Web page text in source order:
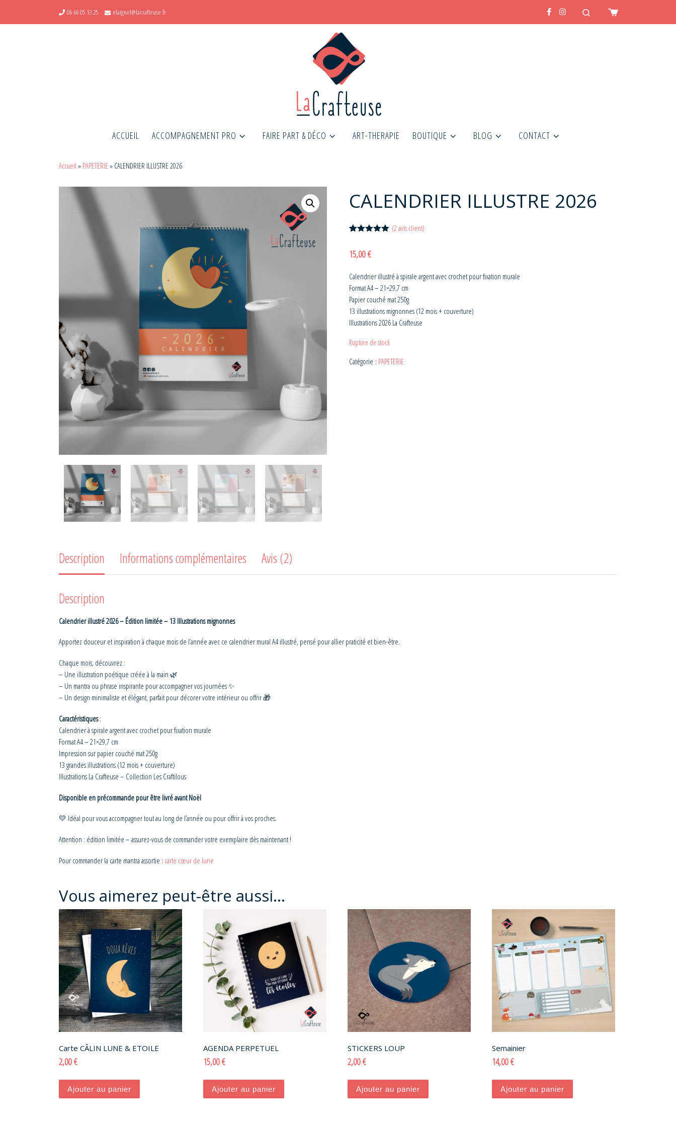
06 66 05 13 25 elaignel@lacrafteuse.fr Search
ACCUEIL ACCOMPAGNEMENT PRO FAIRE PART & DÉCO ART-THERAPIE BOUTIQUE BLOG CONTACT
Accueil » PAPETERIE » CALENDRIER ILLUSTRE 2026
CALENDRIER ILLUSTRE 2026
basé sur
(2 avis client)
15,00€
Calendrier illustré à spirale argent avec crochet pour fixation murale
Format A4 – 21×29,7 cm
Papier couché mat 250g
13 illustrations mignonnes (12 mois + couverture)
Illustrations 2026 La Crafteuse
Rupture de stock
Catégorie : PAPETERIE
Description Informations complémentaires Avis (2)
Description
Calendrier illustré 2026 – Édition limitée – 13 Illustrations mignonnes
Apportez douceur et inspiration à chaque mois de l’année avec ce calendrier mural A4 illustré, pensé pour allier praticité et bien-être.
Chaque mois, découvrez :
– Une illustration poétique créée à la main 🌿
– Un mantra ou phrase inspirante pour accompagner vos journées ✨
– Un design minimaliste et élégant, parfait pour décorer votre intérieur ou offrir 🎁
Caractéristiques:
Calendrier à spirale argent avec crochet pour fixation murale
Format A4 – 21×29,7 cm
Impression sur papier couché mat 250g
13 grandes illustrations (12 mois + couverture)
Illustrations La Crafteuse – Collection Les Craftilous
Disponible en précommande pour être livré avant Noël
💛 Idéal pour vous accompagner tout au long de l’année ou pour offrir à vos proches.
Attention : édition limitée – assurez-vous de commander votre exemplaire dès maintenant !
Pour commander la carte mantra assortie : carte cœur de lune
Vous aimerez peut-être aussi…
Carte CÂLIN LUNE & ETOILE
2,00€
Ajouter au panier
AGENDA PERPETUEL
15,00€
Ajouter au panier
STICKERS LOUP
2,00€
Ajouter au panier
Semainier
14,00€
Ajouter au panier